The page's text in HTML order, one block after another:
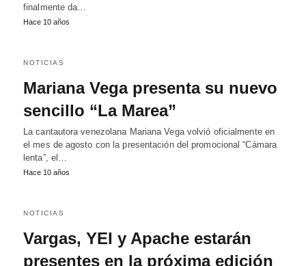
finalmente da…
Hace 10 años
NOTICIAS
Mariana Vega presenta su nuevo
sencillo “La Marea”
La cantautora venezolana Mariana Vega volvió oficialmente en
el mes de agosto con la presentación del promocional “Cámara
lenta”, el…
Hace 10 años
NOTICIAS
Vargas, YEI y Apache estarán
presentes en la próxima edición